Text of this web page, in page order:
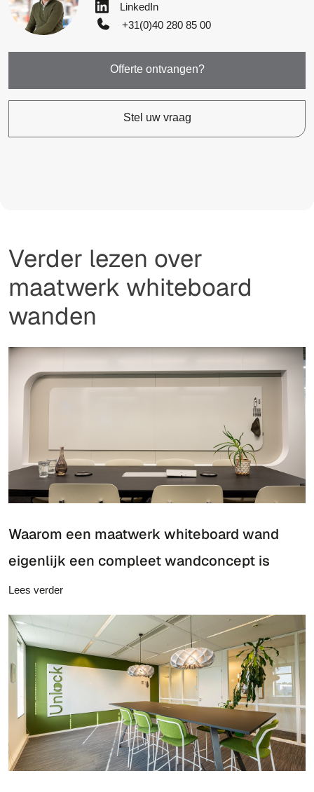
LinkedIn
+31(0)40 280 85 00
Offerte ontvangen?
Stel uw vraag
Verder lezen over
maatwerk whiteboard
wanden
Waarom een maatwerk whiteboard wand
eigenlijk een compleet wandconcept is
Lees verder